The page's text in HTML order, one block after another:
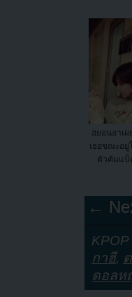
ฮยอนอาเ
เธอขณะอยู่
ตัวคัมแบ็
←
กาฮี,
ดอลห